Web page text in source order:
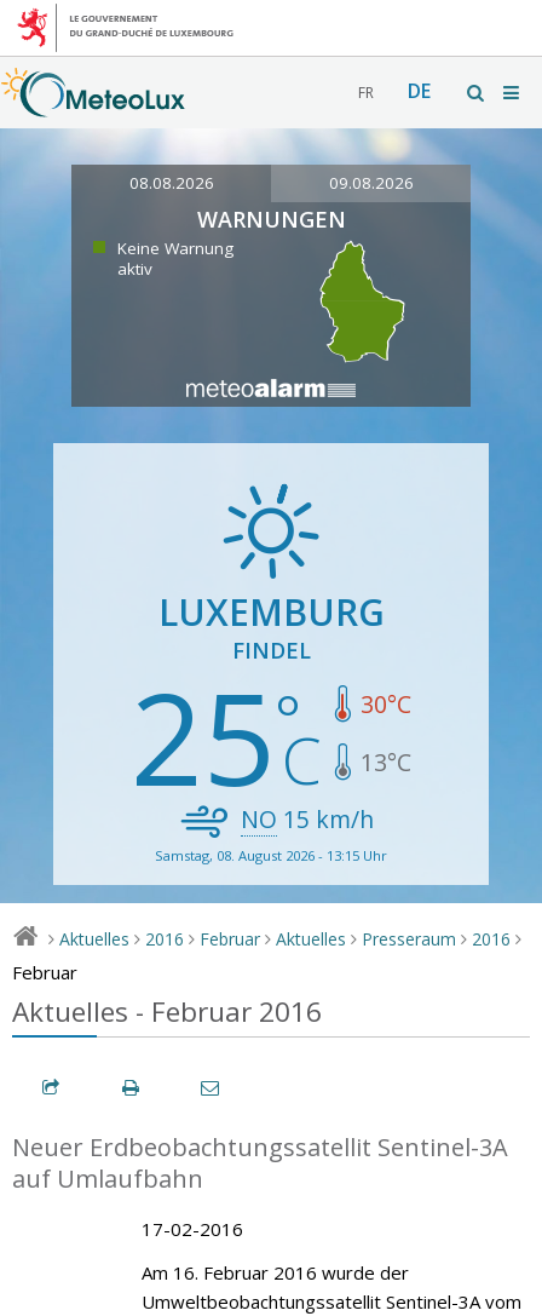
FR DE
08.08.2026 09.08.2026
WARNUNGEN
Keine Warnung
aktiv
LUXEMBURG
FINDEL
25 30°C
13°C
NO 15 km/h
Samstag, 08. August 2026 - 13:15 Uhr
> Aktuelles > 2016 > Februar > Aktuelles > Presseraum > 2016 >
Februar
Aktuelles - Februar 2016
Neuer Erdbeobachtungssatellit Sentinel-3A
auf Umlaufbahn
17-02-2016
Am 16. Februar 2016 wurde der
Umweltbeobachtungssatellit Sentinel-3A vom